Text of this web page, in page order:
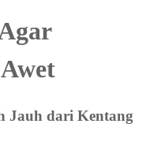
Jauh dari Kentang